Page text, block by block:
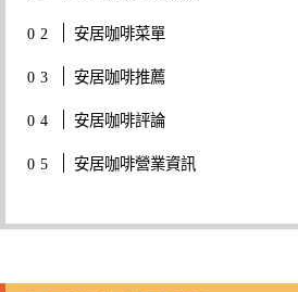
安居咖啡菜單
安居咖啡推薦
安居咖啡評論
安居咖啡營業資訊